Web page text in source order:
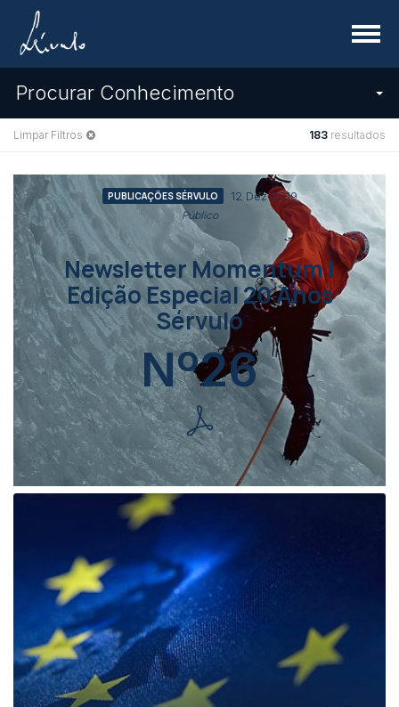
Menu
Procurar Conhecimento
Limpar Filtros 183 resultados
PUBLICAÇÕES SÉRVULO 12 Dez 2019
Público
Newsletter Momentum |
Edição Especial 20 Anos
Sérvulo
Nº26